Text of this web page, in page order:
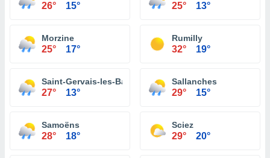
26° 15° 25° 13°
Morzine
25° 17°
Rumilly
32° 19°
Saint-Gervais-les-Bains
27° 13°
Sallanches
29° 15°
Samoëns
28° 18°
Sciez
29° 20°